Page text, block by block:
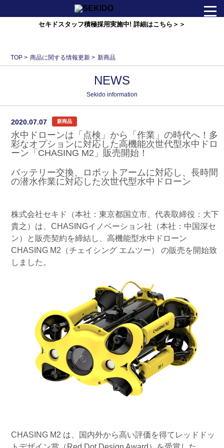
セキドスタッフ積極採用実施中! 詳細はこちら＞＞
TOP > 商品に関する情報更新 > 新商品
NEWS
Sekido information
2020.07.07 新商品
水中ドローンは「点検」から「作業」の時代へ！多
彩なオプションに対応した高機能次世代型水中ドロ
ーン「CHASING M2」販売開始！
バッテリー交換、ロボットアームに対応し、長時間
の潜水作業に対応した次世代型水中ドローン
株式会社セキド（本社：東京都国立市、代表取締役：大下
貴之）は、CHASINGイノベーション社（本社：中国深セ
ン）と販売契約を締結し、高機能型水中ドローン
CHASING M2（チェイシング エムツー） の販売を開始致
しました。
CHASING M2 は、国内外から高い評価を得てレッドドッ
会社情報
事業紹介
セキドオンラインストア
Foreign･TAXFREE